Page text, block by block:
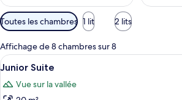
Filtres
disponibles
pour
les
chambres
Toutes les chambres 1 lit 2 lits
Affichage de 8 chambres sur 8
Afficher
toutes
les
Une
8
Junior Suite
Vue sur la vallée